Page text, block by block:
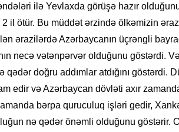
ilə Yevlaxda görüşə hazır
2 il ötür. Bu müddət ərzində ölkəmizin
ərazilərdə Azərbaycanın üçrəngli
necə vətənpərvər olduğunu göstərdi.
qədər doğru addımlar atdığını göstərdi.
edir və Azərbaycan dövləti axır
bərpa quruculuq işləri gedir,
nə qədər önəmli olduğunu göstərir.